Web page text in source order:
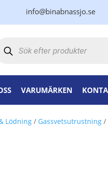
info@binabnassjo.se
VARUMÄRKEN
Lödning / Gassvetsutrustning /